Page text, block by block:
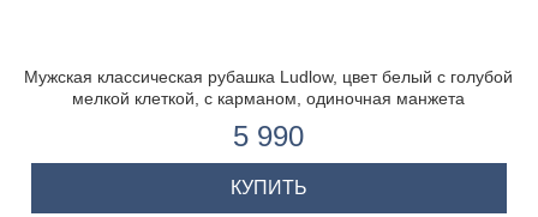
Мужская классическая рубашка Ludlow, цвет белый с голубой
мелкой клеткой, с карманом, одиночная манжета
5 990
КУПИТЬ